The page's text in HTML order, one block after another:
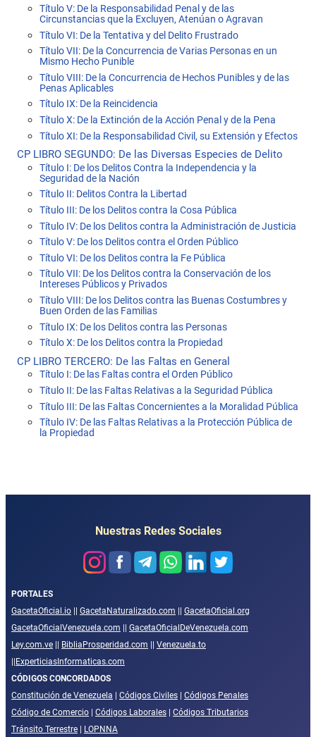
Título V: De la Responsabilidad Penal y de las
Circunstancias que la Excluyen, Atenúan o Agravan
Título VI: De la Tentativa y del Delito Frustrado
Título VII: De la Concurrencia de Varias Personas en un
Mismo Hecho Punible
Título VIII: De la Concurrencia de Hechos Punibles y de las
Penas Aplicables
Título IX: De la Reincidencia
Título X: De la Extinción de la Acción Penal y de la Pena
Título XI: De la Responsabilidad Civil, su Extensión y Efectos
CP LIBRO SEGUNDO: De las Diversas Especies de Delito
Título I: De los Delitos Contra la Independencia y la
Seguridad de la Nación
Título II: Delitos Contra la Libertad
Título III: De los Delitos contra la Cosa Pública
Título IV: De los Delitos contra la Administración de Justicia
Título V: De los Delitos contra el Orden Público
Título VI: De los Delitos contra la Fe Pública
Título VII: De los Delitos contra la Conservación de los
Intereses Públicos y Privados
Título VIII: De los Delitos contra las Buenas Costumbres y
Buen Orden de las Familias
Título IX: De los Delitos contra las Personas
Título X: De los Delitos contra la Propiedad
CP LIBRO TERCERO: De las Faltas en General
Título I: De las Faltas contra el Orden Público
Título II: De las Faltas Relativas a la Seguridad Pública
Título III: De las Faltas Concernientes a la Moralidad Pública
Título IV: De las Faltas Relativas a la Protección Pública de
la Propiedad
Nuestras Redes Sociales
PORTALES
GacetaOficial.io || GacetaNaturalizado.com || GacetaOficial.org
GacetaOficialVenezuela.com || GacetaOficialDeVenezuela.com
Ley.com.ve || BibliaProsperidad.com || Venezuela.to
||ExperticiasInformaticas.com
CÓDIGOS CONCORDADOS
Constitución de Venezuela | Códigos Civiles | Códigos Penales
Código de Comercio | Códigos Laborales | Códigos Tributarios
Tránsito Terrestre | LOPNNA